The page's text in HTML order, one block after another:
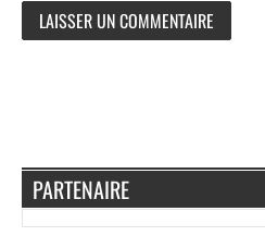
PARTENAIRE